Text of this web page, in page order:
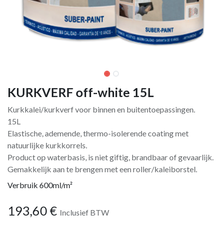
KURKVERF off-white 15L
Kurkkalei/kurkverf voor binnen en buitentoepassingen.
15L
Elastische, ademende, thermo-isolerende coating met
natuurlijke kurkkorrels.
Product op waterbasis, is niet giftig, brandbaar of gevaarlijk.
Gemakkelijk aan te brengen met een roller/kaleiborstel.
Verbruik 600ml/m²
193,60 € Inclusief BTW